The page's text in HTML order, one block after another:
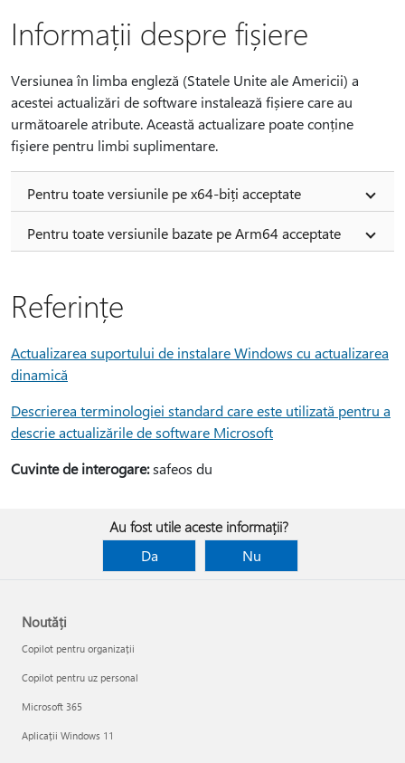
Informații despre fișiere
Versiunea în limba engleză (Statele Unite ale Americii) a
acestei actualizări de software instalează fișiere care au
următoarele atribute. Această actualizare poate conține
fișiere pentru limbi suplimentare.
Pentru toate versiunile pe x64-biți acceptate
Pentru toate versiunile bazate pe Arm64 acceptate
Referințe
Actualizarea suportului de instalare Windows cu actualizarea
dinamică
Descrierea terminologiei standard care este utilizată pentru a
descrie actualizările de software Microsoft
Cuvinte de interogare:safeos du
Au fost utile aceste informații?
Da
Nu
Noutăți
Copilot pentru organizații
Copilot pentru uz personal
Microsoft 365
Aplicații Windows 11